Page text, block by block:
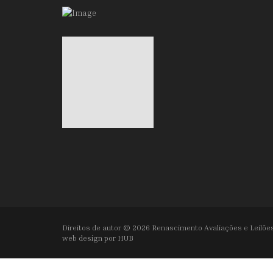
Direitos de autor © 2026 Renascimento Avaliações e
web design por HUB